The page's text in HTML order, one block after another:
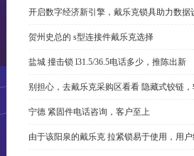
开启数字经济新引擎，戴乐克锁具助力数据
贺州史总的 s型连接件戴乐克选择
盐城 撞击锁 l31.5/36.5电话多少，推陈出新
别担心，去戴乐克采购区看看 隐藏式铰链
宁德 紧固件电话咨询，客户至上
由于该阳泉的戴乐克 拉紧锁易于使用，用